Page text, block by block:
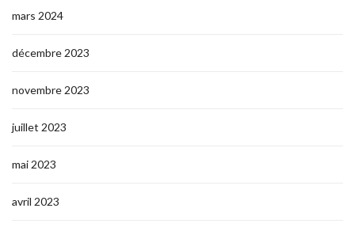
mars 2024
décembre 2023
novembre 2023
juillet 2023
mai 2023
avril 2023